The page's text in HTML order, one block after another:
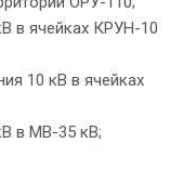
в ячейках КРУН-10
10 кВ в ячейках
в МВ-35 кВ;